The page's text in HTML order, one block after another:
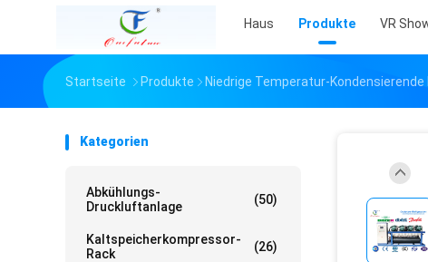
Haus Produkte VR
Startseite Produkte Niedrige Temperatur-Kondensierende
Kategorien
Abkühlungs-
Druckluftanlage
(50)
Kaltspeicherkompressor-
Rack
(26)